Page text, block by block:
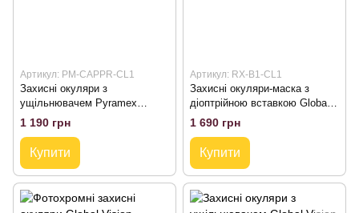
Артикул: PM-CAPPR-CL1
Захисні окуляри з
ущільнювачем Pyramex
Cappture PRO Clear (OTG)
1 190 грн
Купити
Артикул: RX-B1-CL1
Захисні окуляри-маска з
діоптрійною вставкою Global
Vision Ballistech-1+RX (clear)
1 690 грн
Купити